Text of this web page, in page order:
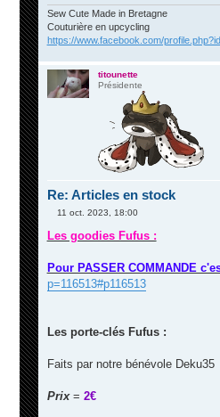
Sew Cute Made in Bretagne
Couturière en upcycling
https://www.facebook.com/
titounette
Présidente
Re: Articles en stock
s
g
e
11 oct. 2023, 18:00
Les goodies Fufus :
Pour PASSER COMMANDE
p=116513#p116513
Les porte-clés Fufus :
Faits par notre bénévole Deku35
Prix = 2€